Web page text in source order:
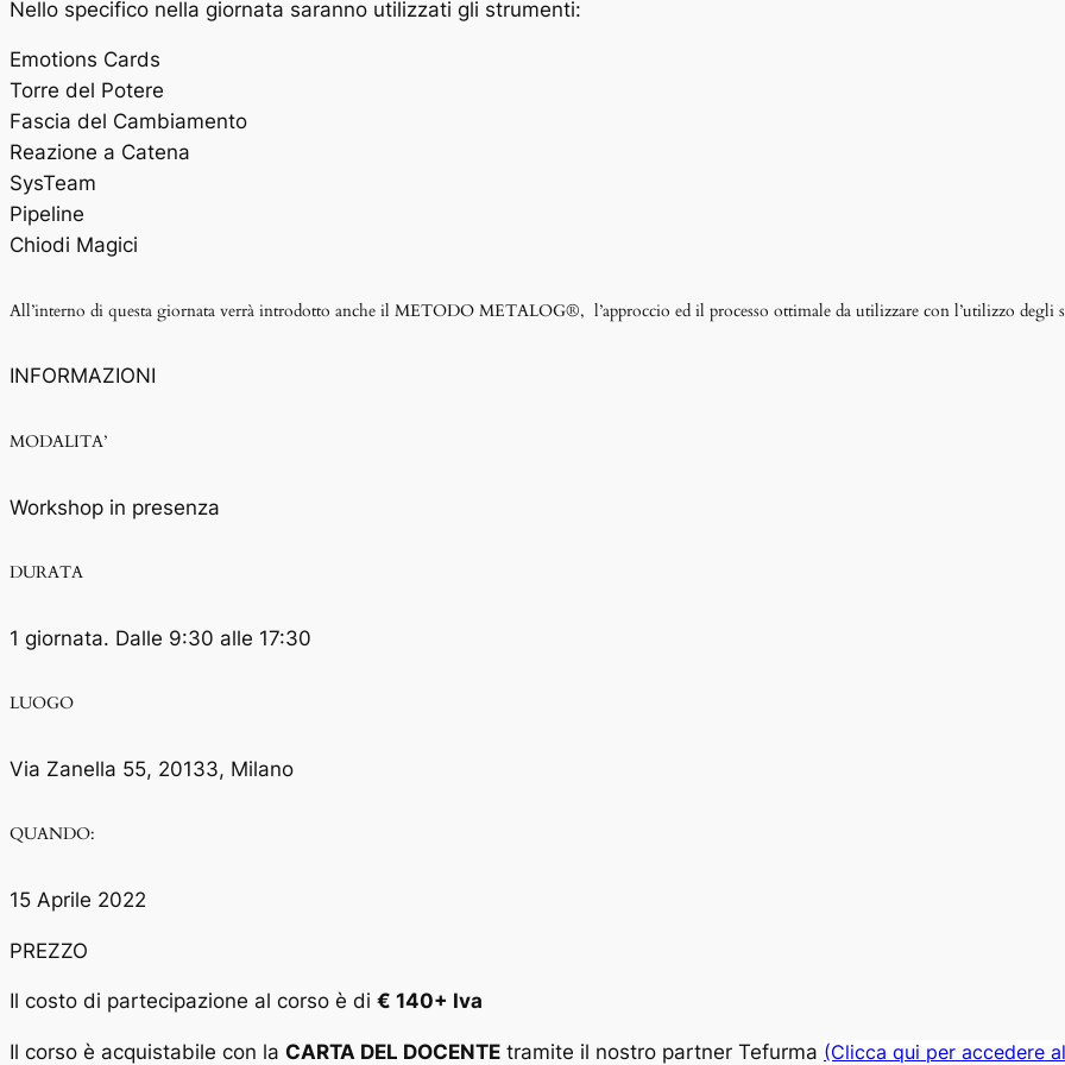
Nello specifico nella giornata saranno utilizzati gli strumenti:
Emotions Cards
Torre del Potere
Fascia del Cambiamento
Reazione a Catena
SysTeam
Pipeline
Chiodi Magici
All’interno di questa giornata verrà introdotto anche il METODO METALOG®, l’approccio ed il processo ottimale da utilizzare con l’utilizzo degli
INFORMAZIONI
MODALITA’
Workshop in presenza
DURATA
1 giornata. Dalle 9:30 alle 17:30
LUOGO
Via Zanella 55, 20133, Milano
QUANDO:
15 Aprile 2022
PREZZO
Il costo di partecipazione al corso è di € 140+ Iva
Il corso è acquistabile con la CARTA DEL DOCENTE tramite il nostro partner Tefurma (Clicca qui per accedere